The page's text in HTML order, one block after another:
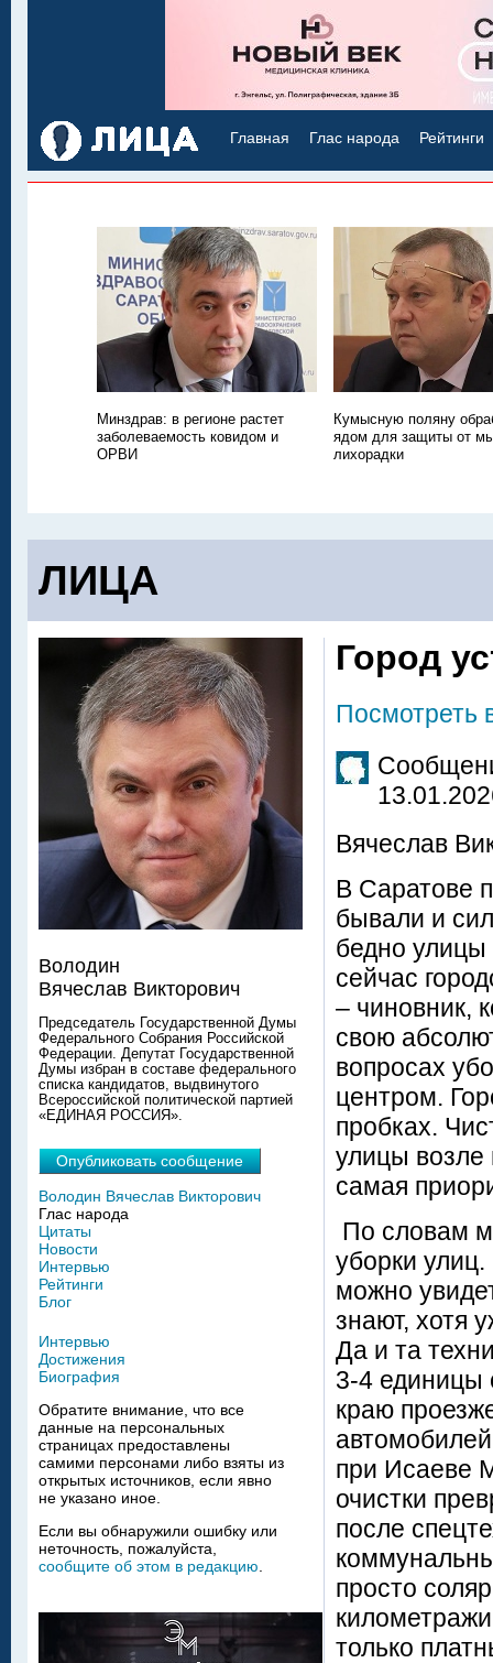
Главная Глас народа Рейтинги
Минздрав: в регионе растет
заболеваемость ковидом и
ОРВИ
Кумысную поляну
ядом для защиты от
лихорадки
ЛИЦА
Город
Посмотреть
Вячеслав
В Саратове
бывали и
бедно улицы
сейчас
– чиновник,
свою
вопросах
центром.
пробках.
улицы возле
самая
По словам
уборки улиц.
можно
знают, хотя
Да и та
3-4 единицы
краю
при Исаеве
очистки
после
просто
только
Володин
Вячеслав Викторович
Председатель Государственной Думы
Федерального Собрания Российской
Федерации. Депутат Государственной
Думы избран в составе федерального
списка кандидатов, выдвинутого
Всероссийской политической партией
«ЕДИНАЯ РОССИЯ».
Опубликовать сообщение
Володин Вячеслав Викторович
Глас народа
Цитаты
Новости
Интервью
Рейтинги
Блог
Интервью
Достижения
Биография
Обратите внимание, что все
данные на персональных
страницах предоставлены
самими персонами либо взяты из
открытых источников, если явно
не указано иное.
Если вы обнаружили ошибку или
неточность, пожалуйста,
сообщите об этом в редакцию